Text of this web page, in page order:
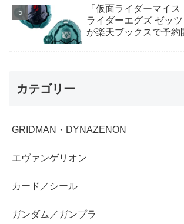
「仮面ライダーマイ
ライダーエグズ ゼッツ
が楽天ブックスで予約
カテゴリー
GRIDMAN・DYNAZENON
エヴァンゲリオン
カード／シール
ガンダム／ガンプラ